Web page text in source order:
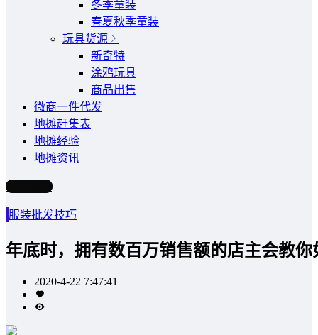
冬季童装
春夏秋季童装
玩具货源
新奇特
涂鸦玩具
商品出售
微商一件代发
地摊赶集表
地摊经验
地摊资讯
写文章
服装批发技巧
年底时，拥有数百万销售额的店主会教
2020-4-22 7:47:41